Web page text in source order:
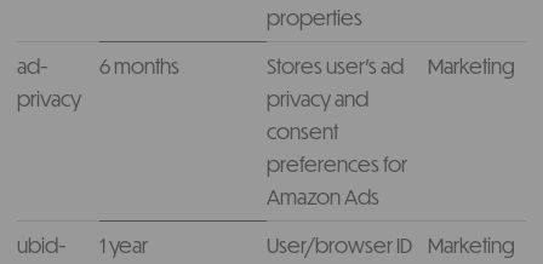
properties
ad-
privacy
6 months
Stores user’s ad
privacy and
consent
preferences for
Amazon Ads
Marketing
ubid-
1 year
User/browser ID
Marketing